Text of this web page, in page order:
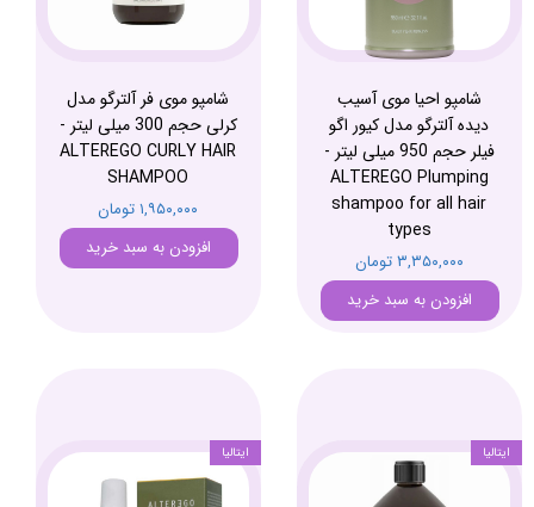
شامپو احیا موی آسیب
دیده آلترگو مدل کیور اگو
فیلر حجم 950 میلی لیتر -
ALTEREGO Plumping
shampoo for all hair
types
۳,۳۵۰,۰۰۰ تومان
افزودن به سبد خرید
شامپو موی فر آلترگو مدل
کرلی حجم 300 میلی لیتر -
ALTEREGO CURLY HAIR
SHAMPOO
۱,۹۵۰,۰۰۰ تومان
افزودن به سبد خرید
ایتالیا ایتالیا